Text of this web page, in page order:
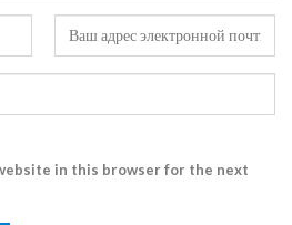
in this browser for the next